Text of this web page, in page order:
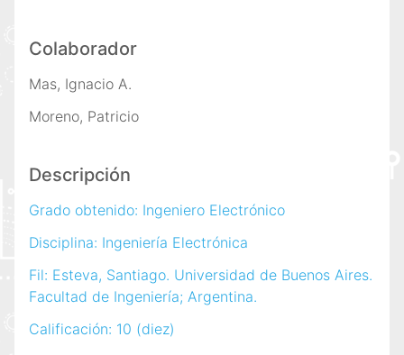
Colaborador
Mas, Ignacio A.
Moreno, Patricio
Descripción
Grado obtenido: Ingeniero Electrónico
Disciplina: Ingeniería Electrónica
Fil: Esteva, Santiago. Universidad de Buenos Aires.
Facultad de Ingeniería; Argentina.
Calificación: 10 (diez)